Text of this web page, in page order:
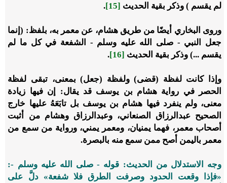
لم يقسم ) وذكر بقية الحديث [15]
.
وروى البخاري أيضًا من طريق هشام، عن معمر به، بلفظ: (إنما
جعل النبي - صلى الله عليه وسلم - الشفعة في كل ما لم
يقسم ...) وذكر بقية الحديث [16]
.
وإذا كانت لفظة (قضى) ولفظة (جعل) بمعنى، تبقى لفظة
الحصر في رواية هشام بن يوسف قد يقال: إن فيها زيادة
معنى، ولم ينفرد فيها هشام بن يوسف بل تابَعَهُ عليها خارج
الصحيح عبدالرزاق الصنعاني، وعبدالرزاق وهشام من أثبت
أصحاب معمر، فهما يمنيان، ومعمر يمني، ورواية من سمع من
معمر باليمن أصح ممن سمع منه بالبصرة.
وجه الاستدلال من الحديث: قوله - صلى الله عليه وسلم -:
«فإذا وقعت الحدود وصرفت الطرق فلا شفعة» دلَّ على